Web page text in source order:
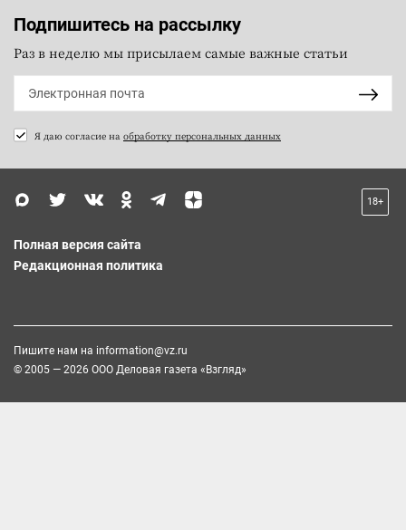
Подпишитесь на рассылку
Раз в неделю мы присылаем самые важные статьи
Я даю согласие на обработку персональных данных
18+
Полная версия сайта
Редакционная политика
Пишите нам на information@vz.ru
© 2005 — 2026 ООО Деловая газета «Взгляд»